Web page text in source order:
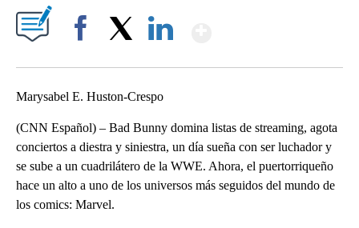
Marysabel E. Huston-Crespo
(CNN Español) – Bad Bunny domina listas de streaming, agota
conciertos a diestra y siniestra, un día sueña con ser luchador y
se sube a un cuadrilátero de la WWE. Ahora, el puertorriqueño
hace un alto a uno de los universos más seguidos del mundo de
los comics: Marvel.